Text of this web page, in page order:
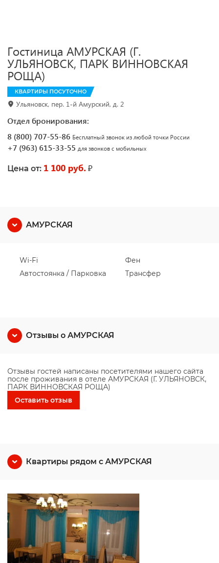
Гостиница АМУРСКАЯ (Г.
УЛЬЯНОВСК, ПАРК ВИННОВСКАЯ
РОЩА)
КВАРТИРЫ ПОСУТОЧНО
Ульяновск, пер. 1-й Амурский, д. 2
Отдел бронирования:
8 (800) 707-55-86 Бесплатный звонок из любой точки России
+7 (963) 615-33-55 для звонков с мобильных
Цена от: 1 100 руб. ₽
АМУРСКАЯ
Wi-Fi
Автостоянка / Парковка
Фен
Трансфер
Отзывы о АМУРСКАЯ
Отзывы гостей написаны посетителями нашего сайта
после проживания в отеле АМУРСКАЯ (Г. УЛЬЯНОВСК,
ПАРК ВИННОВСКАЯ РОЩА)
Оставить отзыв
Квартиры рядом с АМУРСКАЯ